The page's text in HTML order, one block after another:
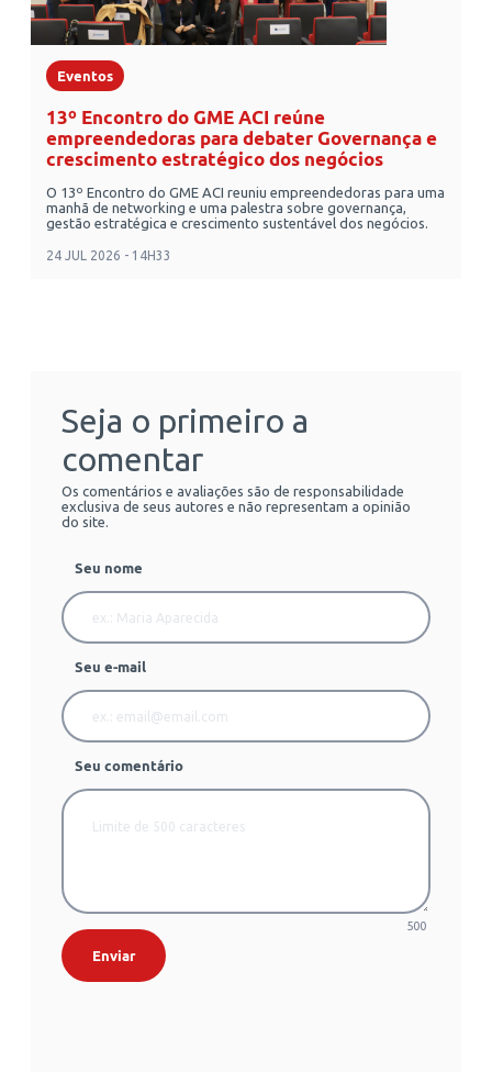
Eventos
13º Encontro do GME ACI reúne
empreendedoras para debater Governança e
crescimento estratégico dos negócios
O 13º Encontro do GME ACI reuniu empreendedoras para uma
manhã de networking e uma palestra sobre governança,
gestão estratégica e crescimento sustentável dos negócios.
24 JUL 2026 - 14H33
Seja o primeiro a
comentar
Os comentários e avaliações são de responsabilidade
exclusiva de seus autores e não representam a opinião
do site.
Seu nome
Seu e-mail
Seu comentário
500
Enviar